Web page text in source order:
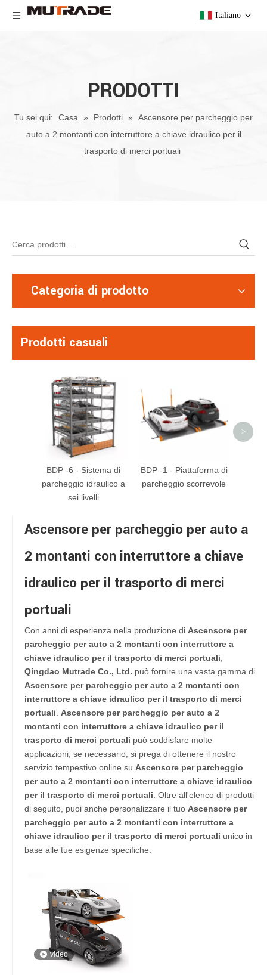
Italiano
PRODOTTI
Tu sei qui: Casa » Prodotti » Ascensore per parcheggio per
auto a 2 montanti con interruttore a chiave idraulico per il
trasporto di merci portuali
Categoria di prodotto
Prodotti casuali
BDP -6 - Sistema di
parcheggio idraulico a
sei livelli
BDP -1 - Piattaforma di
parcheggio scorrevole
>
Ascensore per parcheggio per auto a
2 montanti con interruttore a chiave
idraulico per il trasporto di merci
portuali
Con anni di esperienza nella produzione di Ascensore per
parcheggio per auto a 2 montanti con interruttore a
chiave idraulico per il trasporto di merci portuali
Qingdao Mutrade Co., Ltd. può fornire una vasta gamma di
Ascensore per parcheggio per auto a 2 montanti con
interruttore a chiave idraulico per il trasporto di merci
portuali
Ascensore per parcheggio per auto a 2
montanti con interruttore a chiave idraulico per il
trasporto di merci portuali può soddisfare molte
applicazioni, se necessario, si prega di ottenere il nostro
servizio tempestivo online su Ascensore per parcheggio
per auto a 2 montanti con interruttore a chiave idraulico
per il trasporto di merci portuali . Oltre all'elenco di prodotti
di seguito, puoi anche personalizzare il tuo Ascensore per
parcheggio per auto a 2 montanti con interruttore a
chiave idraulico per il trasporto di merci portuali unico in
base alle tue esigenze specifiche.
video